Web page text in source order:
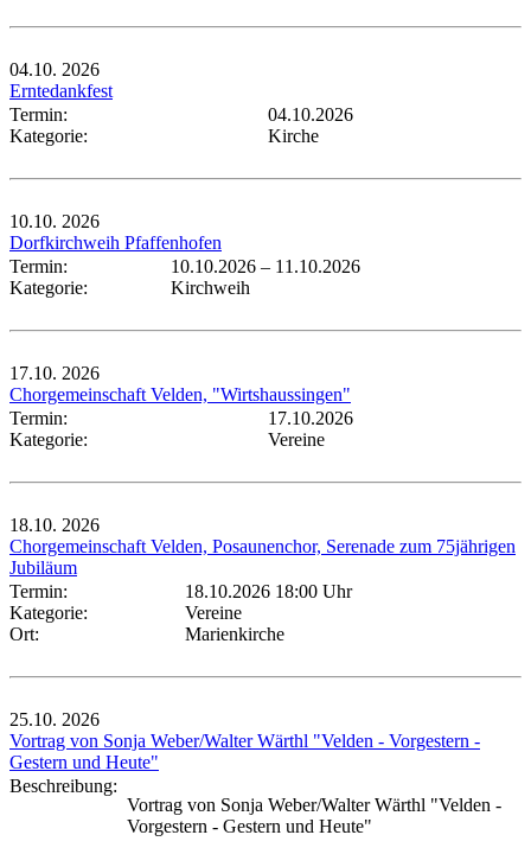
04.10. 2026
Erntedankfest
Termin:
04.10.2026
Kategorie:
Kirche
10.10. 2026
Dorfkirchweih Pfaffenhofen
Termin:
10.10.2026 – 11.10.2026
Kategorie:
Kirchweih
17.10. 2026
Chorgemeinschaft Velden, "Wirtshaussingen"
Termin:
17.10.2026
Kategorie:
Vereine
18.10. 2026
Chorgemeinschaft Velden, Posaunenchor, Serenade zum 75jährigen
Jubiläum
Termin:
18.10.2026 18:00 Uhr
Kategorie:
Vereine
Ort:
Marienkirche
25.10. 2026
Vortrag von Sonja Weber/Walter Wärthl "Velden - Vorgestern -
Gestern und Heute"
Beschreibung:
Vortrag von Sonja Weber/Walter Wärthl "Velden -
Vorgestern - Gestern und Heute"